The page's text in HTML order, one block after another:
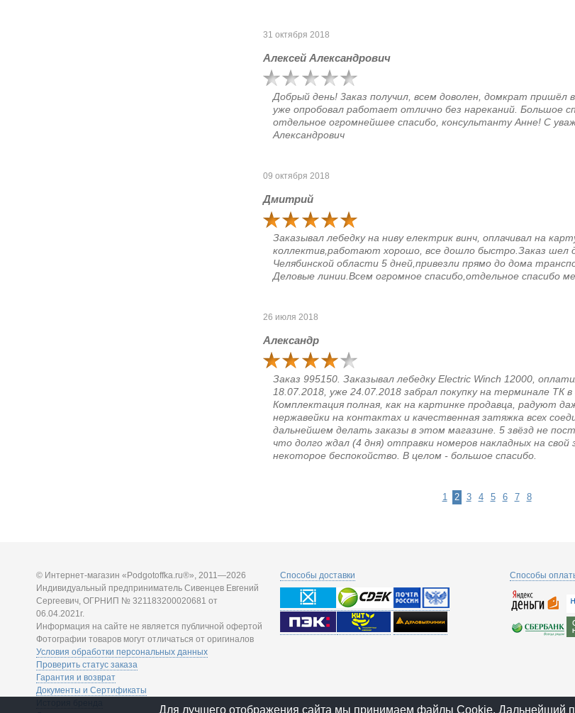
31 октября 2018
Алексей Александрович
Добрый день! 3аказ получил, всем доволен, домкрат пришёл
уже опробовал работает отлично без нареканий. Большое
отдельное огромнейшее спасибо, консультанту Анне! С
Александрович
09 октября 2018
Дмитрий
Заказывал лебедку на ниву електрик винч, оплачивал на
коллектив,работают хорошо, все дошло быстро.Заказ шел
Челябинской области 5 дней,привезли прямо до дома
Деловые линии.Всем огромное спасибо,отдельное спасибо
26 июля 2018
Александр
Заказ 995150. Заказывал лебедку Electric Winch 12000,
18.07.2018, уже 24.07.2018 забрал покупку на терминале ТК в
Комплектация полная, как на картинке продавца, радуют
нержавейки на контактах и качественная затяжка всех
дальнейшем делать заказы в этом магазине. 5 звёзд не
что долго ждал (4 дня) отправки номеров накладных на свой
некоторое беспокойство. В целом - большое спасибо.
1 2 3 4 5 6 7 8
© Интернет-магазин «Podgotoffka.ru®», 2011—2026
Индивидуальный предприниматель Сивенцев Евгений
Сергеевич, ОГРНИП № 321183200020681 от
06.04.2021г.
Информация на сайте не является публичной офертой
Фотографии товаров могут отличаться от оригиналов
Условия обработки персональных данных
Проверить статус заказа
Гарантия и возврат
Документы и Сертификаты
Способы доставки Способы
Для лучшего отображения сайта мы принимаем файлы Cookie. Дальнейший